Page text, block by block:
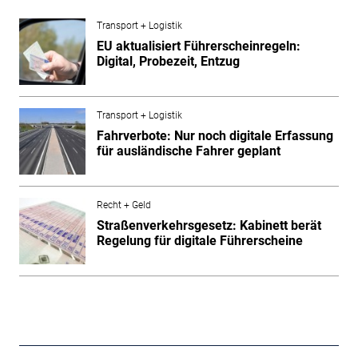
Transport + Logistik
EU aktualisiert Führerscheinregeln:
Digital, Probezeit, Entzug
Transport + Logistik
Fahrverbote: Nur noch digitale Erfassung
für ausländische Fahrer geplant
Recht + Geld
Straßenverkehrsgesetz: Kabinett berät
Regelung für digitale Führerscheine